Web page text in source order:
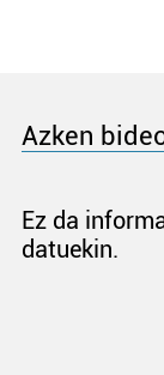
Azken
Ez da
datuekin.